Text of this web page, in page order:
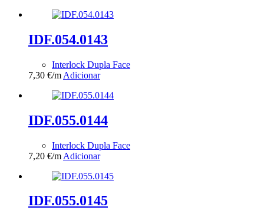
IDF.054.0143
Interlock Dupla Face
7,30 €/m Adicionar
IDF.055.0144
Interlock Dupla Face
7,20 €/m Adicionar
IDF.055.0145